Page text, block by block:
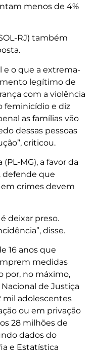
menos de 4%
RJ) também
e o que a extrema-
legítimo de
com a violência
feminicídio e diz
as famílias vão
dessas pessoas
criticou.
MG), a favor da
defende que
crimes devem
deixar preso.
disse.
16 anos que
medidas
por, no máximo,
de Justiça
mil adolescentes
ou em privação
28 milhões de
dados do
e Estatística